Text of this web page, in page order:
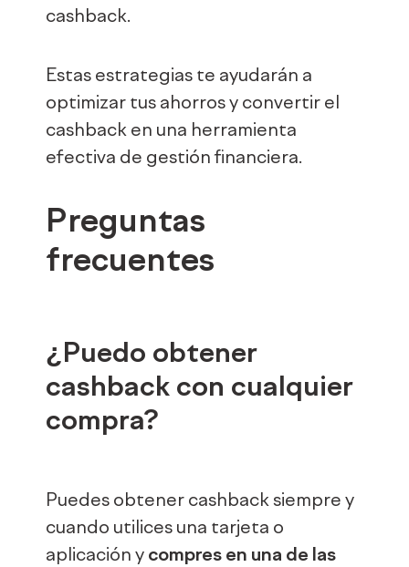
cashback.
Estas estrategias te ayudarán a
optimizar tus ahorros y convertir el
cashback en una herramienta
efectiva de gestión financiera.
Preguntas
frecuentes
¿Puedo obtener
cashback con cualquier
compra?
Puedes obtener cashback siempre y
cuando utilices una tarjeta o
aplicación y compres en una de las